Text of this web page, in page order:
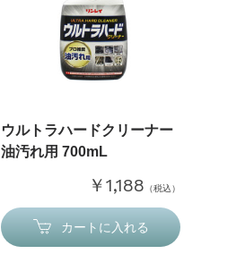
ウルトラハードクリーナー
油汚れ用 700mL
￥1,188 （税込）
カートに入れる